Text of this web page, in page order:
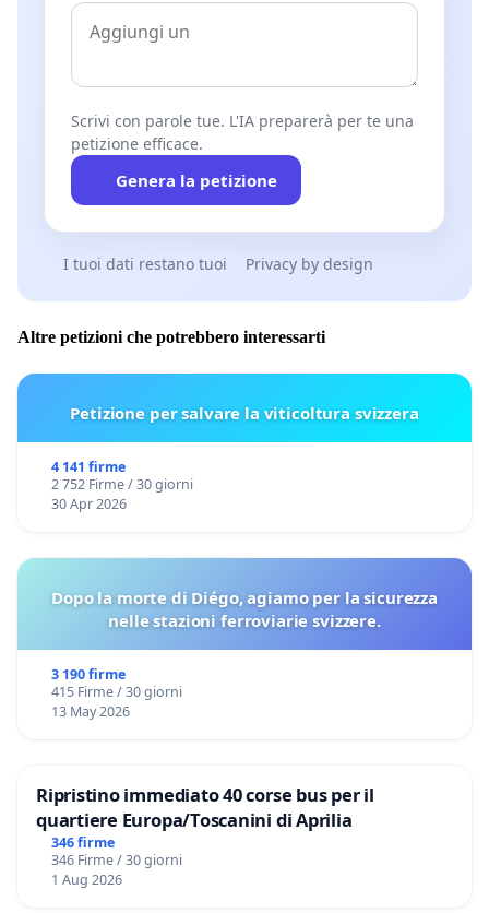
Scrivi con parole tue. L'IA preparerà per te una
petizione efficace.
Genera la petizione
I tuoi dati restano tuoi Privacy by design
Altre petizioni che potrebbero interessarti
Petizione per salvare la viticoltura svizzera
4 141 firme
2 752 Firme / 30 giorni
30 Apr 2026
Dopo la morte di Diégo, agiamo per la sicurezza
nelle stazioni ferroviarie svizzere.
3 190 firme
415 Firme / 30 giorni
13 May 2026
Ripristino immediato 40 corse bus per il
quartiere Europa/Toscanini di Aprilia
346 firme
346 Firme / 30 giorni
1 Aug 2026